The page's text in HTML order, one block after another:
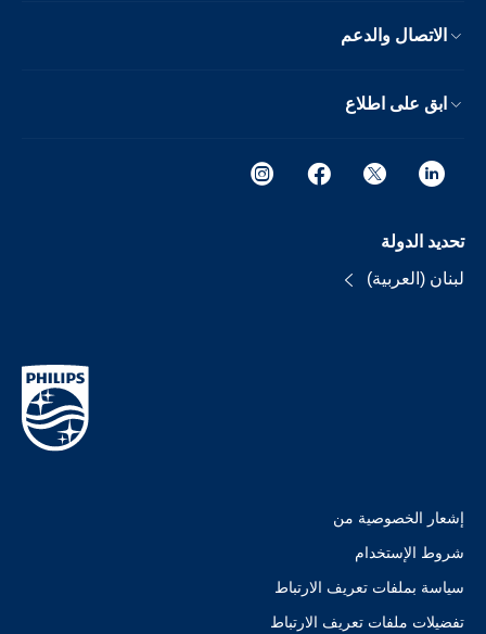
الاتصال والدعم
ابق على اطلاع
تحديد الدولة
لبنان (العربية)
إشعار الخصوصية من
شروط الإستخدام
سياسة بملفات تعريف الارتباط
تفضيلات ملفات تعريف الارتباط